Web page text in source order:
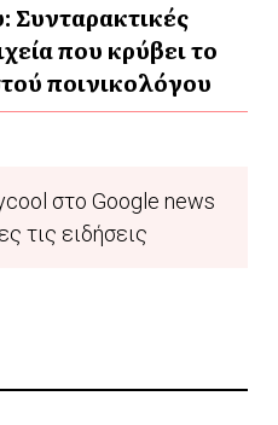
Συνταρακτικές
που κρύβει το
ποινικολόγου
στο Google news
τις ειδήσεις